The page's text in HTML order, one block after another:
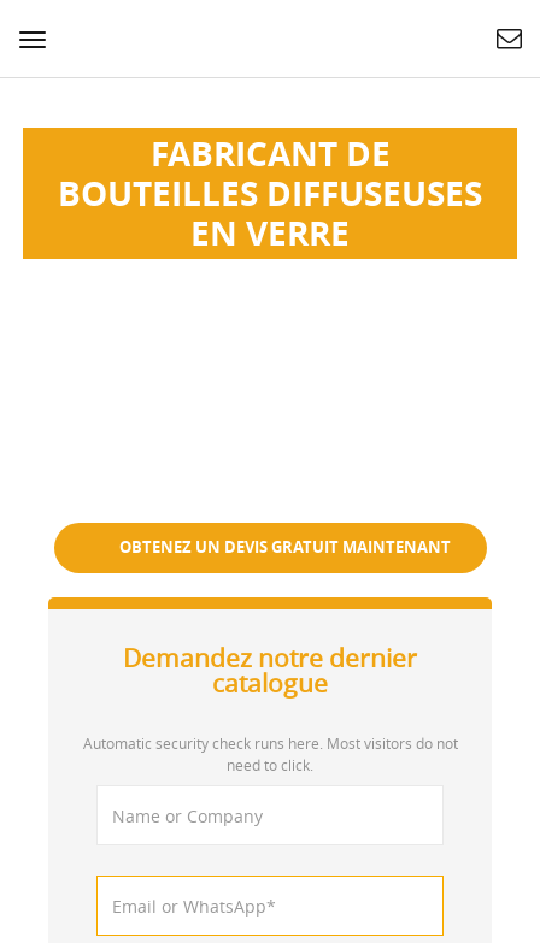
Basculer
la
FABRICANT DE
BOUTEILLES DIFFUSEUSES
EN VERRE
OBTENEZ UN DEVIS GRATUIT MAINTENANT
Demandez notre dernier
catalogue
Automatic security check runs here. Most visitors do not
need to click.